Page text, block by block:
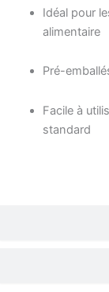
Idéal pour
alimentaire
Pré-
Facile à
standard